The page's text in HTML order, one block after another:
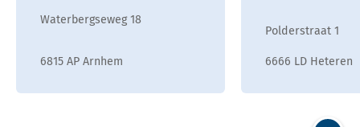
Waterbergseweg 18
6815 AP Arnhem
Polderstraat 1
6666 LD Heteren